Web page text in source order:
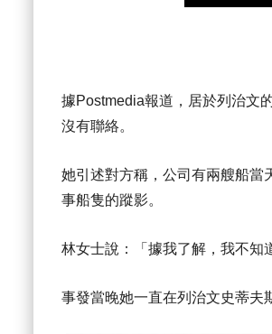
據Postmedia報道，居於列治文
沒有聯絡。
她引述對方稱，公司有兩艘船當
事船隻的蹤影。
林女士說：「據我了解，我不知
事發當晚她一直在列治文史蒂夫